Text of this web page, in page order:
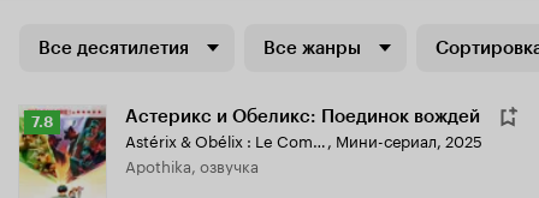
Все десятилетия Все жанры
Рейтинг
Кинопоиска
7.8
7.8 Астерикс и Обеликс: Поединок вождей
Astérix & Obélix : Le Combat des Chefs, Мини-сериал, 2025
Apothika, озвучка